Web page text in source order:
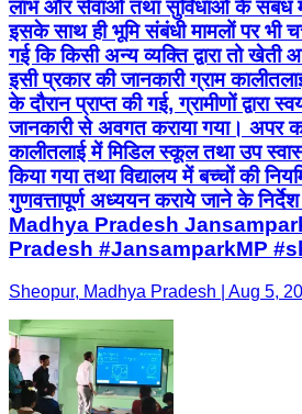
लाभ और सेवाओं तथा सुविधाओं के संबंध में
इसके साथ ही भूमि संबंधी मामलों पर भी
गई कि किसी अन्य व्यक्ति द्वारा तो खेती
इसी प्रकार की जानकारी ग्राम
के दौरान प्राप्त की गई, ग्रामीणों
जानकारी से अवगत कराया गया। अपर
कालीतलाई में मिडिल स्कूल तथा उप
किया गया तथा विद्यालय में बच्चों की
गुणवत्तापूर्ण अध्ययन कराये जाने के
Madhya Pradesh
Pradesh #JansamparkMP
Sheopur, Madhya Pradesh | Aug 5,